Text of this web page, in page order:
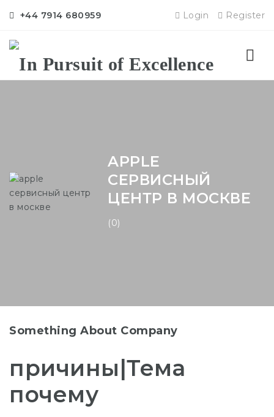
+44 7914 680959 Login Register
APPLE
СЕРВИСНЫЙ
ЦЕНТР В МОСКВЕ
(0)
Something About Company
причины|Тема
почему